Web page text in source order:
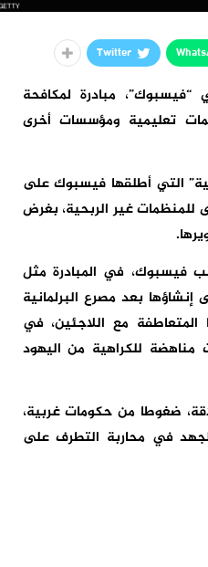
Twitter
“فيسبوك”، مبادرة لمكافحة
تعليمية ومؤسسات أخرى
التي أطلقها فيسبوك على
للمنظمات غير الربحية، بغرض
فيسبوك، في المبادرة مثل
بعد مصرع البرلمانية
المتعاطفة مع اللاجئين، في
مناهضة للكراهية من اليهود
ضغوطا من حكومات غربية،
في محاربة التطرف على